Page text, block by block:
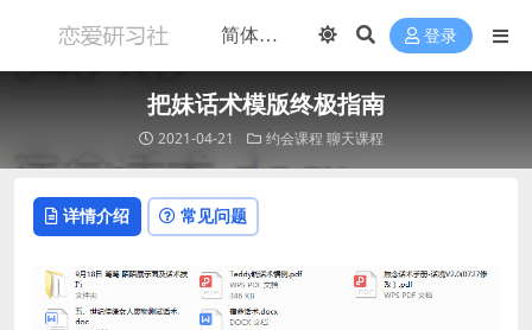
登录
把妹话术模版终极指南
2021-04-21 约会课程 聊天课程
详情介绍 常见问题